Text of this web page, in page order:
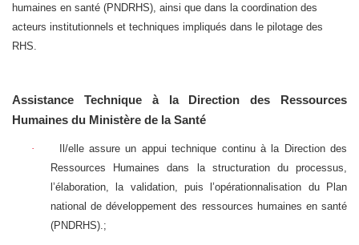
humaines en santé (PNDRHS), ainsi que dans la coordination des
acteurs institutionnels et techniques impliqués dans le pilotage des
RHS.
Assistance Technique à la Direction des Ressources
Humaines du Ministère de la Santé
·
Il/elle assure un appui technique continu à la Direction des
Ressources Humaines dans la structuration du processus,
l’élaboration, la validation, puis l’opérationnalisation du Plan
national de développement des ressources humaines en santé
(PNDRHS).;